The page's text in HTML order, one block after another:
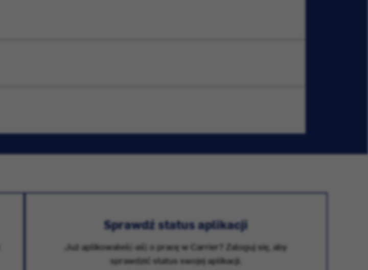
Sprawdź status aplikacji
Już aplikowałeś(-aś) o pracę w Carrier? Zaloguj się, aby
sprawdzić status swojej aplikacji.